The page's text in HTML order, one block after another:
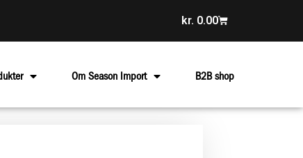
kr. 0.00
Om Season Import B2B shop